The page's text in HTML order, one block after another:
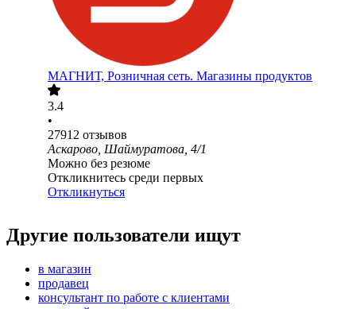
МАГНИТ, Розничная сеть. Магазины продуктов
3.4
•
27912 отзывов
Аскарово, Шаймуратова, 4/1
Можно без резюме
Откликнитесь среди первых
Откликнуться
Другие пользователи ищут
в магазин
продавец
консультант по работе с клиентами